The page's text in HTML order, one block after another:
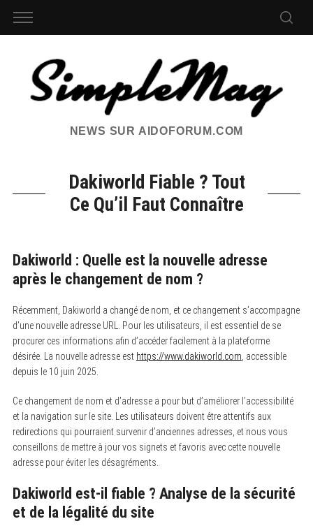
NEWS SUR AIDOFORUM.COM
Dakiworld Fiable ? Tout
Ce Qu’il Faut Connaître
Dakiworld : Quelle est la nouvelle adresse
après le changement de nom ?
Récemment, Dakiworld a changé de nom, et ce changement s’accompagne
d’une nouvelle adresse URL. Pour les utilisateurs, il est essentiel de se
procurer ces informations afin d’accéder facilement à la plateforme
désirée. La nouvelle adresse est https://www.dakiworld.com , accessible
depuis le 10 juin 2025.
Ce changement de nom et d’adresse a pour but d’améliorer l’accessibilité
et la navigation sur le site. Les utilisateurs doivent être attentifs aux
redirections qui pourraient survenir d’anciennes adresses, et nous vous
conseillons de mettre à jour vos signets et favoris avec cette nouvelle
adresse pour éviter les désagréments.
Dakiworld est-il fiable ? Analyse de la sécurité
et de la légalité du site